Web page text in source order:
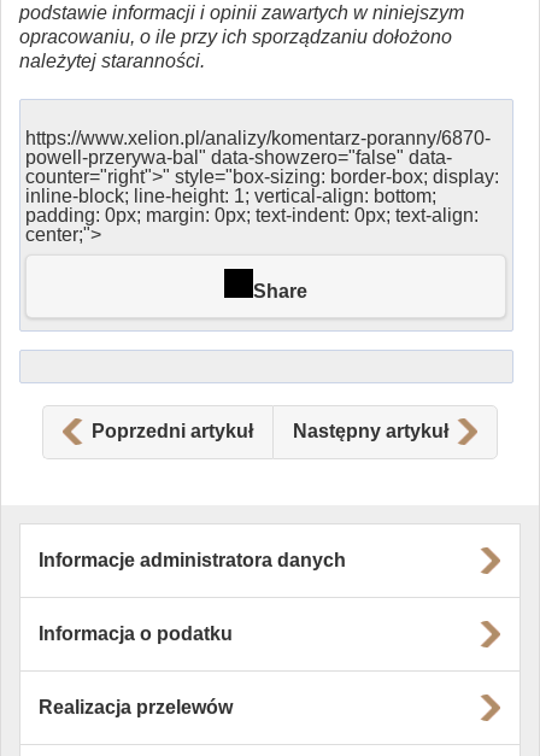
podstawie informacji i opinii zawartych w niniejszym
opracowaniu, o ile przy ich sporządzaniu dołożono
należytej staranności.
https://www.xelion.pl/analizy/komentarz-poranny/6870-
powell-przerywa-bal" data-showzero="false" data-
counter="right">" style="box-sizing: border-box; display:
inline-block; line-height: 1; vertical-align: bottom;
padding: 0px; margin: 0px; text-indent: 0px; text-align:
center;">
Share
Poprzedni artykuł Następny artykuł
Informacje administratora danych
Informacja o podatku
Realizacja przelewów